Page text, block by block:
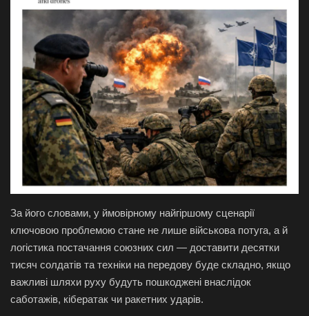
Відео
Мова
English Ukraine
За його словами, у ймовірному найгіршому сценарії
ключовою проблемою стане не лише військова потуга, а й
логістика постачання союзних сил — доставити десятки
тисяч солдатів та техніки на передову буде складно, якщо
важливі шляхи руху будуть пошкоджені внаслідок
саботажів, кібератак чи ракетних ударів.